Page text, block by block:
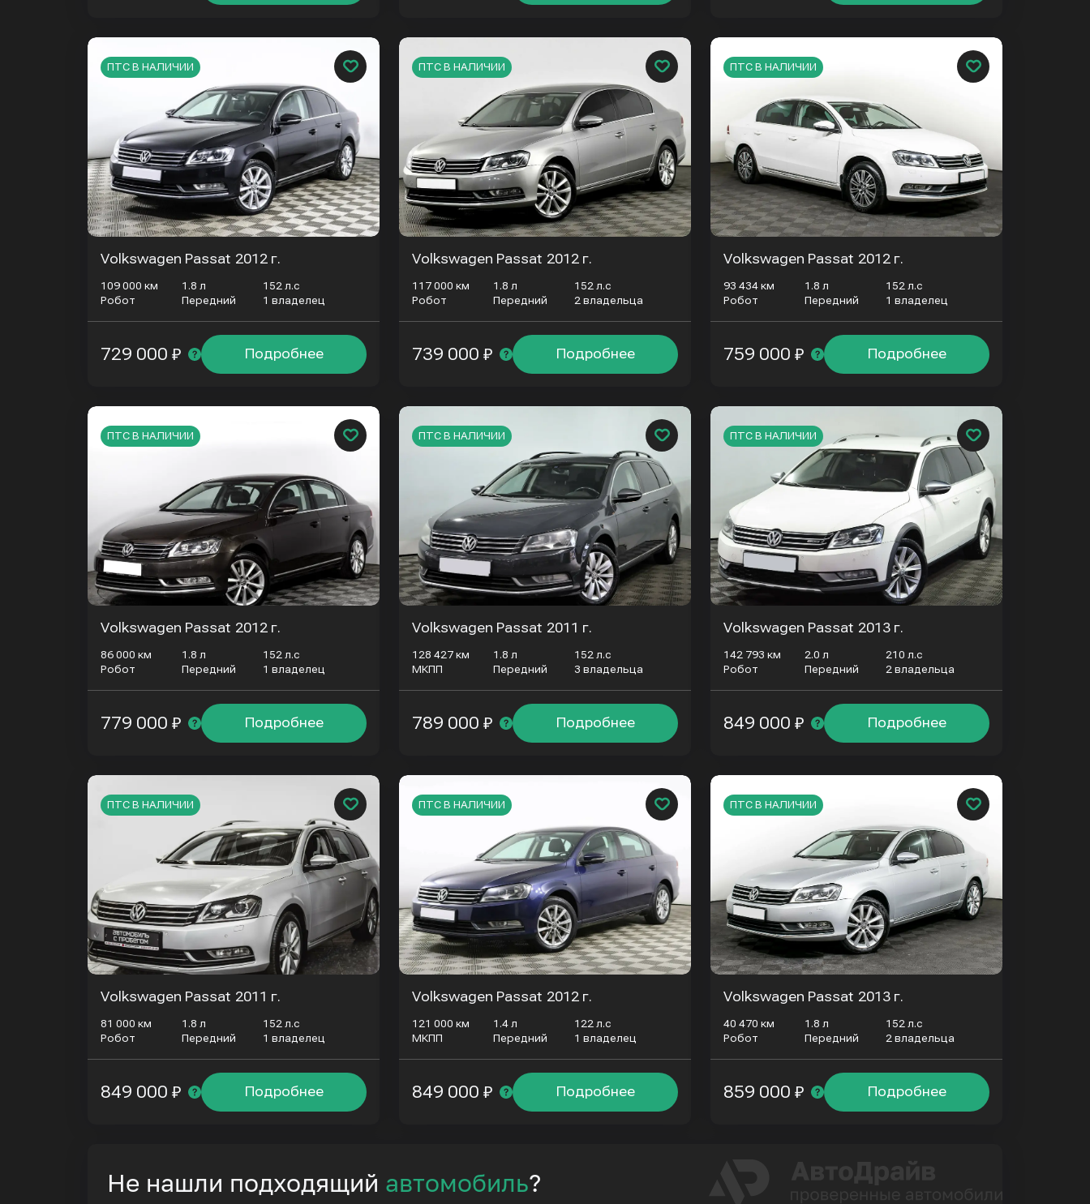
ПТС В НАЛИЧИИ
Volkswagen Passat 2012 г.
109 000 км 1.8 л
152 л.с
Робот
Передний 1 владелец
Подробнее
729 000 ₽
ПТС В НАЛИЧИИ
Volkswagen Passat 2012 г.
117 000 км 1.8 л
152 л.с
Робот
Передний 2 владельца
Подробнее
739 000 ₽
ПТС В НАЛИЧИИ
Volkswagen Passat 2012 г.
93 434 км 1.8 л
152 л.с
Робот
Передний 1 владелец
Подробнее
759 000 ₽
ПТС В НАЛИЧИИ
Volkswagen Passat 2012 г.
86 000 км 1.8 л
152 л.с
Робот
Передний 1 владелец
Подробнее
779 000 ₽
ПТС В НАЛИЧИИ
Volkswagen Passat 2011 г.
128 427 км 1.8 л
152 л.с
МКПП
Передний 3 владельца
Подробнее
789 000 ₽
ПТС В НАЛИЧИИ
Volkswagen Passat 2013 г.
142 793 км 2.0 л
210 л.с
Робот
Передний 2 владельца
Подробнее
849 000 ₽
ПТС В НАЛИЧИИ
Volkswagen Passat 2011 г.
81 000 км 1.8 л
152 л.с
Робот
Передний 1 владелец
Подробнее
849 000 ₽
ПТС В НАЛИЧИИ
Volkswagen Passat 2012 г.
121 000 км 1.4 л
122 л.с
МКПП
Передний 1 владелец
Подробнее
849 000 ₽
ПТС В НАЛИЧИИ
Volkswagen Passat 2013 г.
40 470 км 1.8 л
152 л.с
Робот
Передний 2 владельца
Подробнее
859 000 ₽
Не нашли подходящий автомобиль?